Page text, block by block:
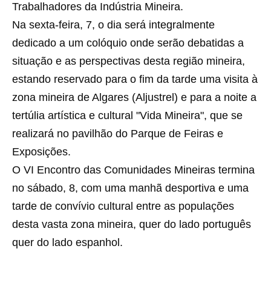
Trabalhadores da Indústria Mineira.
Na sexta-feira, 7, o dia será integralmente
dedicado a um colóquio onde serão debatidas a
situação e as perspectivas desta região mineira,
estando reservado para o fim da tarde uma visita à
zona mineira de Algares (Aljustrel) e para a noite a
tertúlia artística e cultural "Vida Mineira", que se
realizará no pavilhão do Parque de Feiras e
Exposições.
O VI Encontro das Comunidades Mineiras termina
no sábado, 8, com uma manhã desportiva e uma
tarde de convívio cultural entre as populações
desta vasta zona mineira, quer do lado português
quer do lado espanhol.